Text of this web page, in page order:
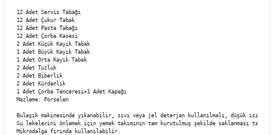
12 Adet Servis Tabağı
12 Adet Çukur Tabak
12 Adet Pasta Tabağı
12 Adet Çorba Kasesi
2 Adet Küçük Kayık Tabak
1 Adet Büyük Kayık Tabak
1 Adet Orta Kayık Tabak
2 Adet Tuzluk
2 Adet Biberlik
2 Adet Kürdanlık
1 Adet Çorba Tenceresi+1 Adet Kapağı
Mazleme: Porselen
Bulaşık makinesinde yıkanabilir, sıvı veya jel deterjan kullanılmalı, düşük ısıda
Su lekelerini önlemek için yemek takımının tam kurutulmuş şekilde saklanması
Mikrodalga fırında kullanılabilir.